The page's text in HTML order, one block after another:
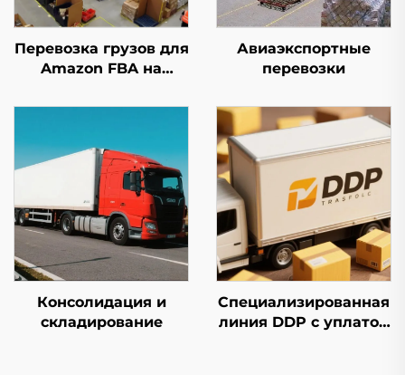
Перевозка грузов для
Amazon FBA на
Авиаэкспортные
перевозки
Консолидация и
складирование
Специализированная
линия DDP с уплатой